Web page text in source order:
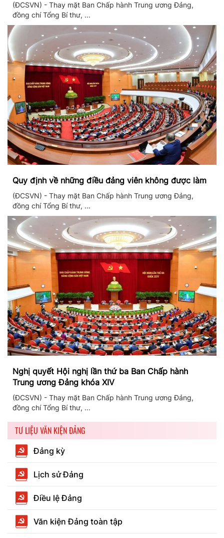
(ĐCSVN) - Thay mặt Ban Chấp hành Trung ương Đảng,
đồng chí Tổng Bí thư, ...
Quy định về những điều đảng viên không được làm
(ĐCSVN) - Thay mặt Ban Chấp hành Trung ương Đảng,
đồng chí Tổng Bí thư, ...
Nghị quyết Hội nghị lần thứ ba Ban Chấp hành
Trung ương Đảng khóa XIV
(ĐCSVN) - Thay mặt Ban Chấp hành Trung ương Đảng,
đồng chí Tổng Bí thư, ...
TƯ LIỆU VĂN KIỆN ĐẢNG
Đảng kỳ
Lịch sử Đảng
Điều lệ Đảng
Văn kiện Đảng toàn tập